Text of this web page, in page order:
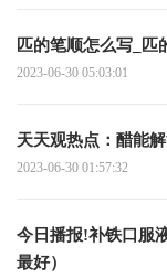
匹的笔顺怎么写_匹
2023-06-30 05:03:01
天天观热点：醋能
2023-06-30 01:57:32
今日播报!补铁口服
最好）